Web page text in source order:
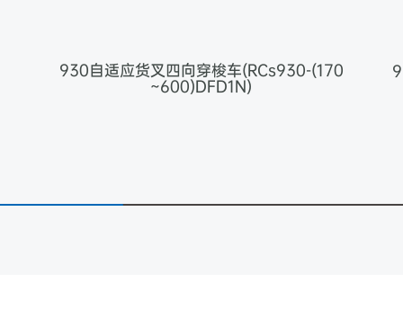
930自适应货叉四向穿梭车(RCs930-(170
~600)DFD1N)